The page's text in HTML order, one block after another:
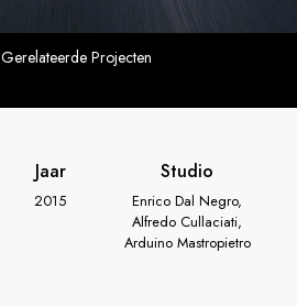
Gerelateerde Projecten
Jaar
2015
Studio
Enrico Dal Negro,
Alfredo Cullaciati,
Arduino Mastropietro